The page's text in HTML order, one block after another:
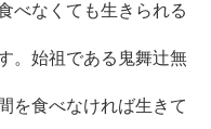
べなくても生きられる
。始祖である鬼舞辻無
を食べなければ生きて